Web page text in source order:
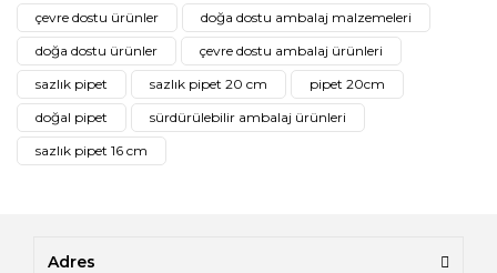
çevre dostu ürünler
doğa dostu ambalaj malzemeleri
doğa dostu ürünler
çevre dostu ambalaj ürünleri
sazlık pipet
sazlık pipet 20 cm
pipet 20cm
doğal pipet
sürdürülebilir ambalaj ürünleri
sazlık pipet 16 cm
Adres